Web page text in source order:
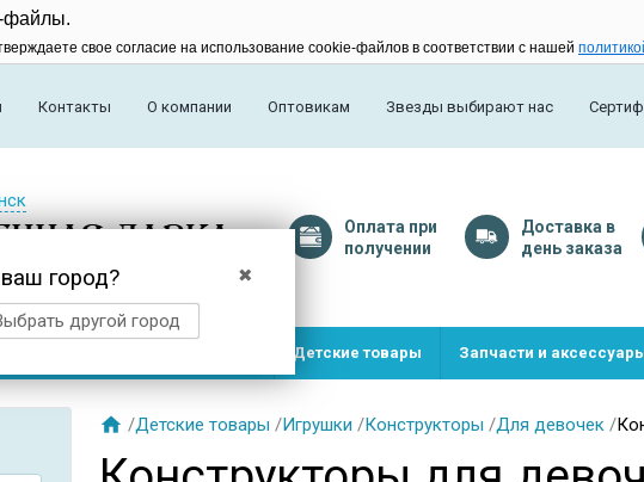
файлы.
свое согласие на использование cookie-файлов в соответствии с нашей
Контакты О компании Оптовикам Звезды выбирают нас
✖
город?
другой город
Оплата при
получении
Доставка в
день заказа
Детские товары Запчасти и
 /Детские товары /Игрушки /Конструкторы /Для девочек /